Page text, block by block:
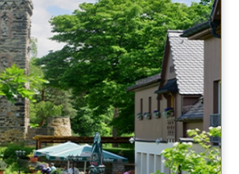
RESTAURANT